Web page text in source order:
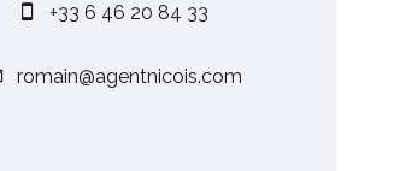
+33 6 46 20 84 33
romain@agentnicois.com